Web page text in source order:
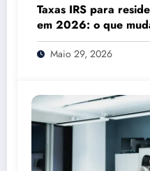
Taxas IRS para
em 2026: o que
das Finanças pode
Maio 29, 2026